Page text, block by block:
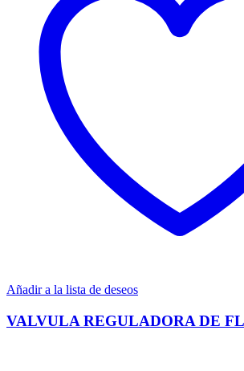
Añadir a la lista de deseos
VALVULA REGULADORA DE